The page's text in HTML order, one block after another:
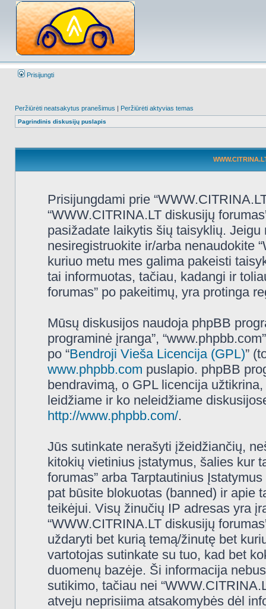
Prisijungti
Peržiūrėti neatsakytus pranešimus | Peržiūrėti aktyvias temas
Pagrindinis diskusijų puslapis
Prisijungdami prie
“WWW.CITRINA.LT diskusijų
pasižadate laikytis šių taisyklių.
nesiregistruokite ir/arba nenaudokite
kuriuo metu mes galima pakeisti
tai informuotas, tačiau, kadangi ir
forumas” po pakeitimų, yra protinga
Mūsų diskusijos naudoja phpBB
programinė įranga”,
po “Bendroji Vieša Licencija (GPL)”
www.phpbb.com puslapio. phpBB
bendravimą, o GPL licencija
leidžiame ir ko neleidžiame
http://www.phpbb.com/.
Jūs sutinkate nerašyti įžeidžiančių,
kitokių vietinius įstatymus, šalies kur
forumas” arba Tarptautinius
pat būsite blokuotas (banned) ir apie
teikėjui. Visų žinučių IP adresas yra
“WWW.CITRINA.LT diskusijų
uždaryti bet kurią temą/žinutę bet
vartotojas sutinkate su tuo, kad bet
duomenų bazėje. Ši informacija
sutikimo, tačiau nei
atveju neprisiima atsakomybės dėl